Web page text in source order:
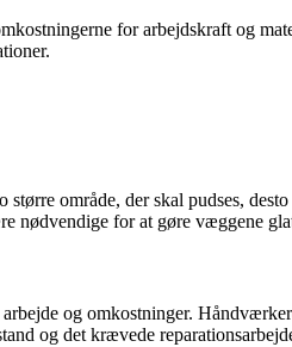
for arbejdskraft og
område, der skal pudses,
nødvendige for at gøre væggene
og omkostninger.
og det krævede